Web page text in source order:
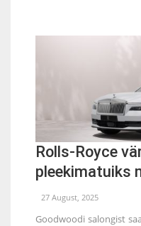
Rolls-Royce
pleekimatuiks
27 August, 2025
Goodwoodi salongist